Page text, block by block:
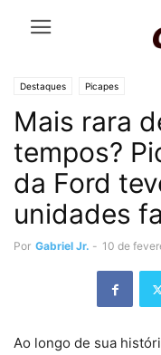
Destaques Picapes
Mais rara
tempos?
da Ford
unidades
Por Gabriel Jr. - 10 de
Ao longo de sua